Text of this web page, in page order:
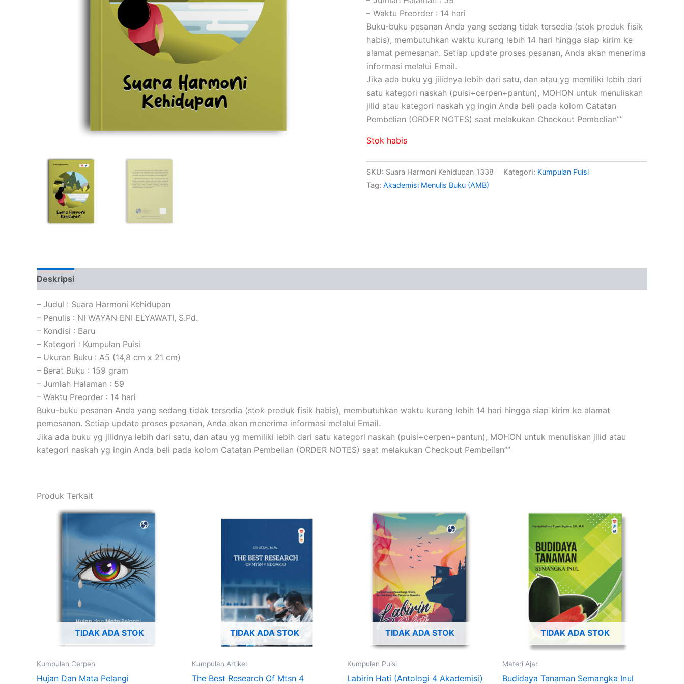
– Waktu Preorder : 14 hari
Buku-buku pesanan Anda yang sedang tidak tersedia (stok produk fisik
habis), membutuhkan waktu kurang lebih 14 hari hingga siap kirim ke
alamat pemesanan. Setiap update proses pesanan, Anda akan menerima
informasi melalui Email.
Jika ada buku yg jilidnya lebih dari satu, dan atau yg memiliki lebih dari
satu kategori naskah (puisi+cerpen+pantun), MOHON untuk menuliskan
jilid atau kategori naskah yg ingin Anda beli pada kolom Catatan
Pembelian (ORDER NOTES) saat melakukan Checkout Pembelian””
Stok habis
SKU: Suara Harmoni Kehidupan_1338 Kategori: Kumpulan Puisi
Tag: Akademisi Menulis Buku (AMB)
Deskripsi
– Judul : Suara Harmoni Kehidupan
– Penulis : NI WAYAN ENI ELYAWATI, S.Pd.
– Kondisi : Baru
– Kategori : Kumpulan Puisi
– Ukuran Buku : A5 (14,8 cm x 21 cm)
– Berat Buku : 159 gram
– Jumlah Halaman : 59
– Waktu Preorder : 14 hari
Buku-buku pesanan Anda yang sedang tidak tersedia (stok produk fisik habis), membutuhkan waktu kurang lebih 14 hari hingga siap kirim ke alamat
pemesanan. Setiap update proses pesanan, Anda akan menerima informasi melalui Email.
Jika ada buku yg jilidnya lebih dari satu, dan atau yg memiliki lebih dari satu kategori naskah (puisi+cerpen+pantun), MOHON untuk menuliskan jilid atau
kategori naskah yg ingin Anda beli pada kolom Catatan Pembelian (ORDER NOTES) saat melakukan Checkout Pembelian””
Produk Terkait
TIDAK ADA STOK
Kumpulan Cerpen
Hujan Dan Mata Pelangi
TIDAK ADA STOK
Kumpulan Artikel
The Best Research Of Mtsn 4
TIDAK ADA STOK
Kumpulan Puisi
Labirin Hati (Antologi 4 Akademisi)
TIDAK ADA STOK
Materi Ajar
Budidaya Tanaman Semangka Inul